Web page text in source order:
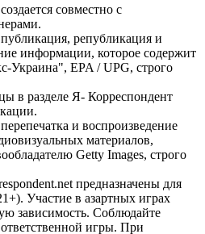
совместно с
републикация и
информации, которое содержит
Украина", EPA / UPG, строго
в разделе Я- Корреспондент
и воспроизведение
материалов,
Getty Images, строго
предназначены для
Участие в азартных играх
зависимость. Соблюдайте
игры. При